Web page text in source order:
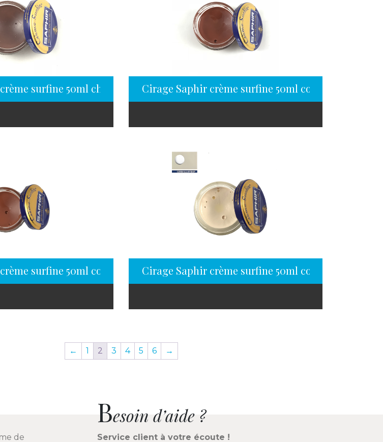
surfine 50ml chocolat Cirage Saphir crème surfine 50ml cognac
surfine 50ml cognac clairCirage Saphir crème surfine 50ml coquille d’oeuf
← 1 2 3 4 5 6 →
de
Besoin d’aide ?
Service client à votre écoute !